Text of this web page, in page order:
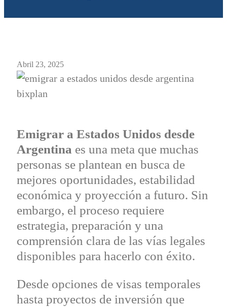
Abril 23, 2025
Emigrar a Estados Unidos desde
Argentina es una meta que muchas
personas se plantean en busca de
mejores oportunidades, estabilidad
económica y proyección a futuro. Sin
embargo, el proceso requiere
estrategia, preparación y una
comprensión clara de las vías legales
disponibles para hacerlo con éxito.
Desde opciones de visas temporales
hasta proyectos de inversión que